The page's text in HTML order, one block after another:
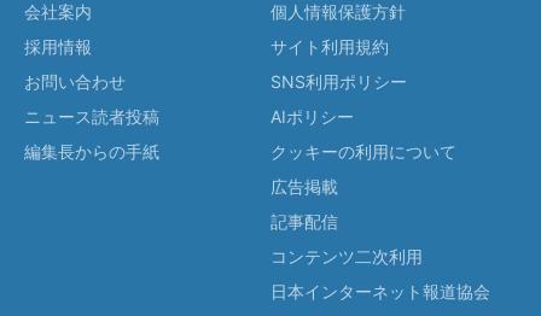
会社案内
採用情報
お問い合わせ
ニュース読者投稿
編集長からの手紙
個人情報保護方針
サイト利用規約
SNS利用ポリシー
AIポリシー
クッキーの利用について
広告掲載
記事配信
コンテンツ二次利用
日本インターネット報道協会